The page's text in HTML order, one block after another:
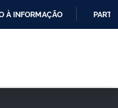
À INFORMAÇÃO